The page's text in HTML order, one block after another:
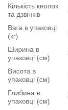
Кількість кнопок
та дзвінків
Вага в упаковці
(кг)
Ширина в
упаковці (см)
Висота в
упаковці (см)
Глибина в
упаковці (см)